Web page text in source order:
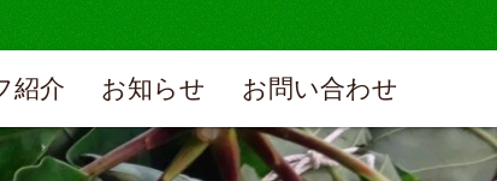
紹介 お知らせ お問い合わせ